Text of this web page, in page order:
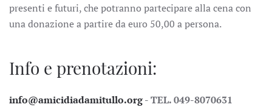
presenti e futuri, che potranno partecipare alla cena con
una donazione a partire da euro 50,00 a persona.
Info e prenotazioni:
info@amicidiadamitullo.org- TEL. 049-8070631